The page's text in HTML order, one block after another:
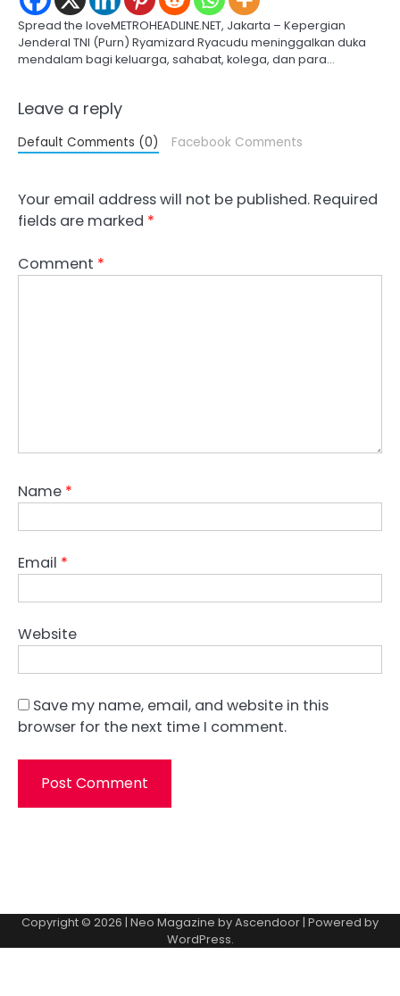
Spread the loveMETROHEADLINE.NET, Jakarta – Kepergian
Jenderal TNI (Purn) Ryamizard Ryacudu meninggalkan duka
mendalam bagi keluarga, sahabat, kolega, dan para…
Leave a reply
Default Comments (0) Facebook Comments
Your email address will not be published. Required
fields are marked *
Comment *
Name *
Email *
Website
Save my name, email, and website in this
browser for the next time I comment.
Copyright © 2026 | Neo Magazine byAscendoor| Powered by
WordPress.